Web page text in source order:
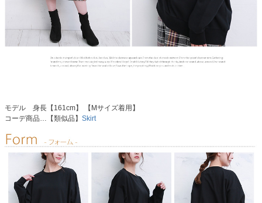
モデル 身長【161cm】 【Mサイズ着用】
コーデ商品…【類似品】 Skirt